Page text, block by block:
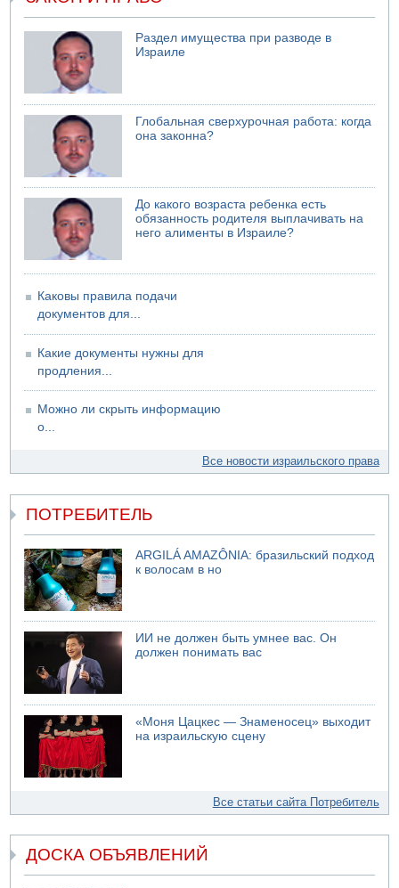
07.08.2026 08:29
В Бат-Яме утонул мужчина
07.08.2026 08:29
Стрельба в школе Таиланда
07.08.2026 06:47
Недалеко от Бейт-Шемеша погиб велосипедист
07.08.2026 06:24
Саудовская Аравия сообщает о нападении хуситов
Раздел имущества при разводе в
Израиле
Глобальная сверхурочная работа: когда
она законна?
До какого возраста ребенка есть
обязанность родителя выплачивать на
него алименты в Израиле?
Каковы правила подачи
документов для...
Какие документы нужны для
продления...
Можно ли скрыть информацию
о...
Все новости израильского права
ПОТРЕБИТЕЛЬ
ARGILÁ AMAZÔNIA: бразильский подход
к волосам в но
ИИ не должен быть умнее вас. Он
должен понимать вас
«Моня Цацкес — Знаменосец» выходит
на израильскую сцену
Все статьи сайта Потребитель
ДОСКА ОБЪЯВЛЕНИЙ